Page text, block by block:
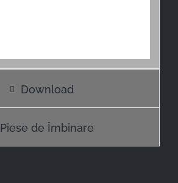
Download
Piese de Îmbinare